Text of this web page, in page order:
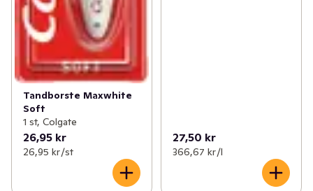
Tandborste Maxwhite
Soft
1 st, Colgate
26,95 kr
26,95 kr /st
27,50 kr
366,67 kr /l